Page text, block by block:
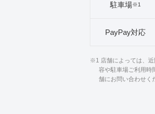
駐車場※1
PayPay対応
※1 店舗によっては、近
容や駐車場ご利用時
舗にお問い合わせく